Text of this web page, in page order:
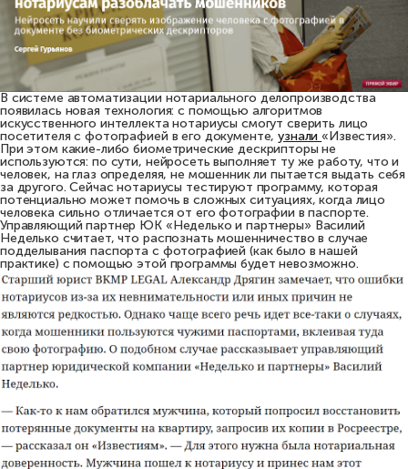
В системе автоматизации нотариального делопроизводства
появилась новая технология: с помощью алгоритмов
искусственного интеллекта нотариусы смогут сверить лицо
посетителя с фотографией в его документе,узнали «Известия».
При этом какие-либо биометрические дескрипторы не
используются: по сути, нейросеть выполняет ту же работу, что и
человек, на глаз определяя, не мошенник ли пытается выдать себя
за другого. Сейчас нотариусы тестируют программу, которая
потенциально может помочь в сложных ситуациях, когда лицо
человека сильно отличается от его фотографии в паспорте.
Управляющий партнер ЮК «Неделько и партнеры» Василий
Неделько считает, что распознать мошенничество в случае
подделывания паспорта с фотографией (как было в нашей
практике) с помощью этой программы будет невозможно.